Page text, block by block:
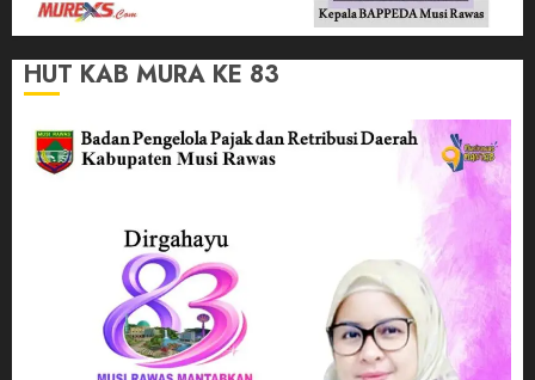
HUT KAB MURA KE 83